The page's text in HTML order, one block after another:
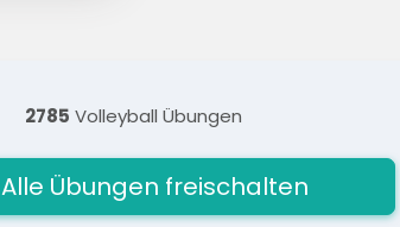
2785 Volleyball Übungen
Alle Übungen freischalten